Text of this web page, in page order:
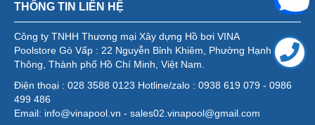
THÔNG TIN LIÊN HỆ
Công ty TNHH Thương mại Xây dựng Hồ bơi VINA
Poolstore Gò Vấp : 22 Nguyễn Bỉnh Khiêm, Phường Hạnh
Thông, Thành phố Hồ Chí Minh, Việt Nam.
Điện thoại : 028 3588 0123 Hotline/zalo : 0938 619 079 - 0986
499 486
Email: info@vinapool.vn - sales02.vinapool@gmail.com